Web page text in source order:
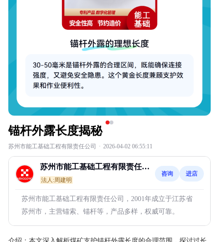
锚杆外露长度揭秘
苏州市能工基础工程有限责任公司 · 2026-04-02 06:55:11
苏州市能工基础工程有限责任公
司
法人:周建明
咨询 进店
苏州市能工基础工程有限责任公司，2001年成立于江苏省
苏州市，主营锚索、锚杆等，产品多样，权威可靠。